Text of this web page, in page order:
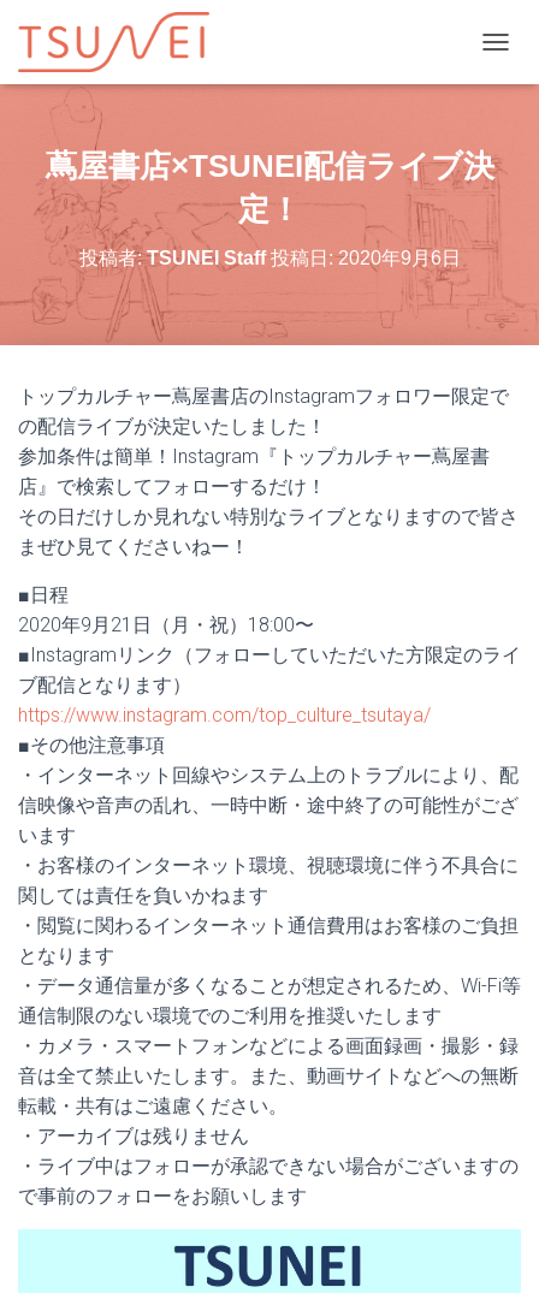
蔦屋書店×TSUNEI配信ライブ決
定！
投稿者:TSUNEI Staff投稿日: 2020年9月6日
トップカルチャー蔦屋書店のInstagramフォロワー限定で
の配信ライブが決定いたしました！
参加条件は簡単！Instagram『トップカルチャー蔦屋書
店』で検索してフォローするだけ！
その日だけしか見れない特別なライブとなりますので皆さ
まぜひ見てくださいねー！
■日程
2020年9月21日（月・祝）18:00〜
■Instagramリンク（フォローしていただいた方限定のライ
ブ配信となります）
https://www.instagram.com/top_culture_tsutaya/
■その他注意事項
・インターネット回線やシステム上のトラブルにより、配
信映像や音声の乱れ、一時中断・途中終了の可能性がござ
います
・お客様のインターネット環境、視聴環境に伴う不具合に
関しては責任を負いかねます
・閲覧に関わるインターネット通信費用はお客様のご負担
となります
・データ通信量が多くなることが想定されるため、Wi-Fi等
通信制限のない環境でのご利用を推奨いたします
・カメラ・スマートフォンなどによる画面録画・撮影・録
音は全て禁止いたします。また、動画サイトなどへの無断
転載・共有はご遠慮ください。
・アーカイブは残りません
・ライブ中はフォローが承認できない場合がございますの
で事前のフォローをお願いします